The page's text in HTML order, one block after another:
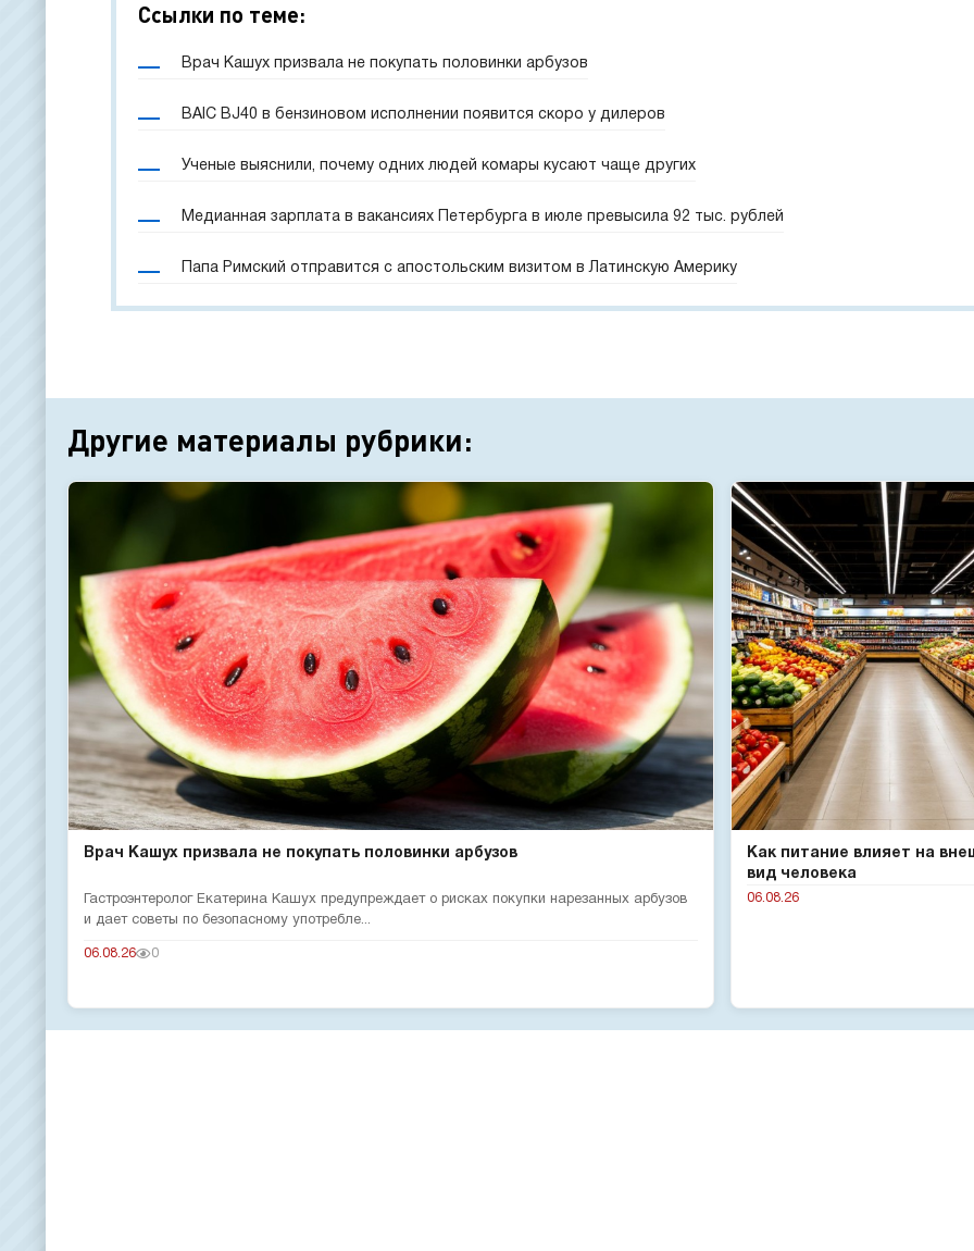
Ссылки по теме:
Врач Кашух призвала не покупать половинки арбузов
BAIC BJ40 в бензиновом исполнении появится скоро у дилеров
Ученые выяснили, почему одних людей комары кусают чаще других
Медианная зарплата в вакансиях Петербурга в июле превысила 92 тыс. рублей
Папа Римский отправится с апостольским визитом в Латинскую Америку
Другие материалы рубрики:
Врач Кашух призвала не покупать половинки арбузов
Гастроэнтеролог Екатерина Кашух предупреждает о рисках покупки нарезанных арбузов
и дает советы по безопасному употребле...
06.08.26 0
Как питание влияет на
вид человека
06.08.26